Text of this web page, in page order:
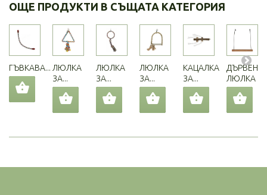
ОЩЕ ПРОДУКТИ В СЪЩАТА КАТЕГОРИЯ
ГЪВКАВА... ЛЮЛКА
ЗА...
ЛЮЛКА
ЗА...
ЛЮЛКА
ЗА...
КАЦАЛКА
ЗА...
ДЪРВЕНА
ЛЮЛКА